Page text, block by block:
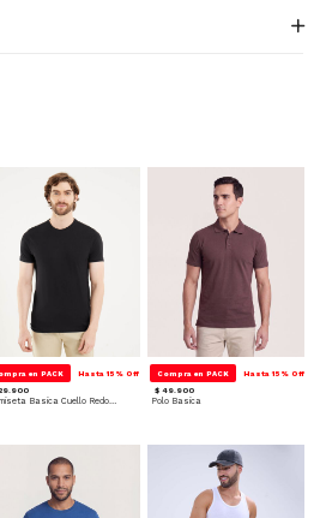
en PACK Hasta 15% Off
Camiseta Basica Cuello Redondo
Compra en PACK Hasta 15% Off
$ 49.900
Polo Basica